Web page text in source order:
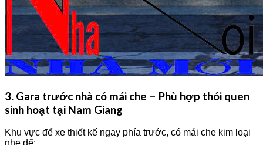
3. Gara trước nhà có mái che – Phù hợp thói quen
sinh hoạt tại Nam Giang
Khu vực để xe thiết kế ngay phía trước, có mái che kim loại